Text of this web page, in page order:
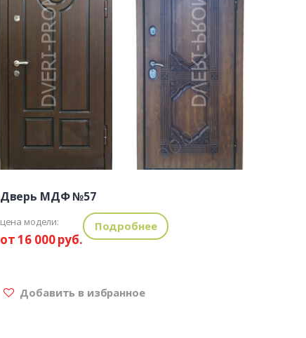
Дверь МДФ №57
цена модели:
от 16 000 руб.
Подробнее
Добавить в избранное